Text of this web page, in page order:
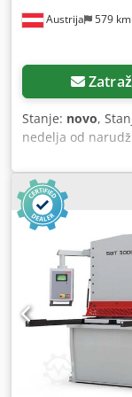
Austrija 579 km
Stanje: novo,
nedelja od
94.900 € Leasing
Maks. debljina
debljina lima -
mm Broj hodova:
stega: 18
1.000 mm Brzina
motora: 30 kW
lima: 3 kom.
Dužina stola:
mm Ukupna
zaštitnom
16.300 kg
kontrola D-